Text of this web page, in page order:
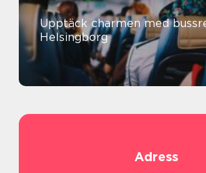
Upptäck charmen med
Helsingborg
Adress